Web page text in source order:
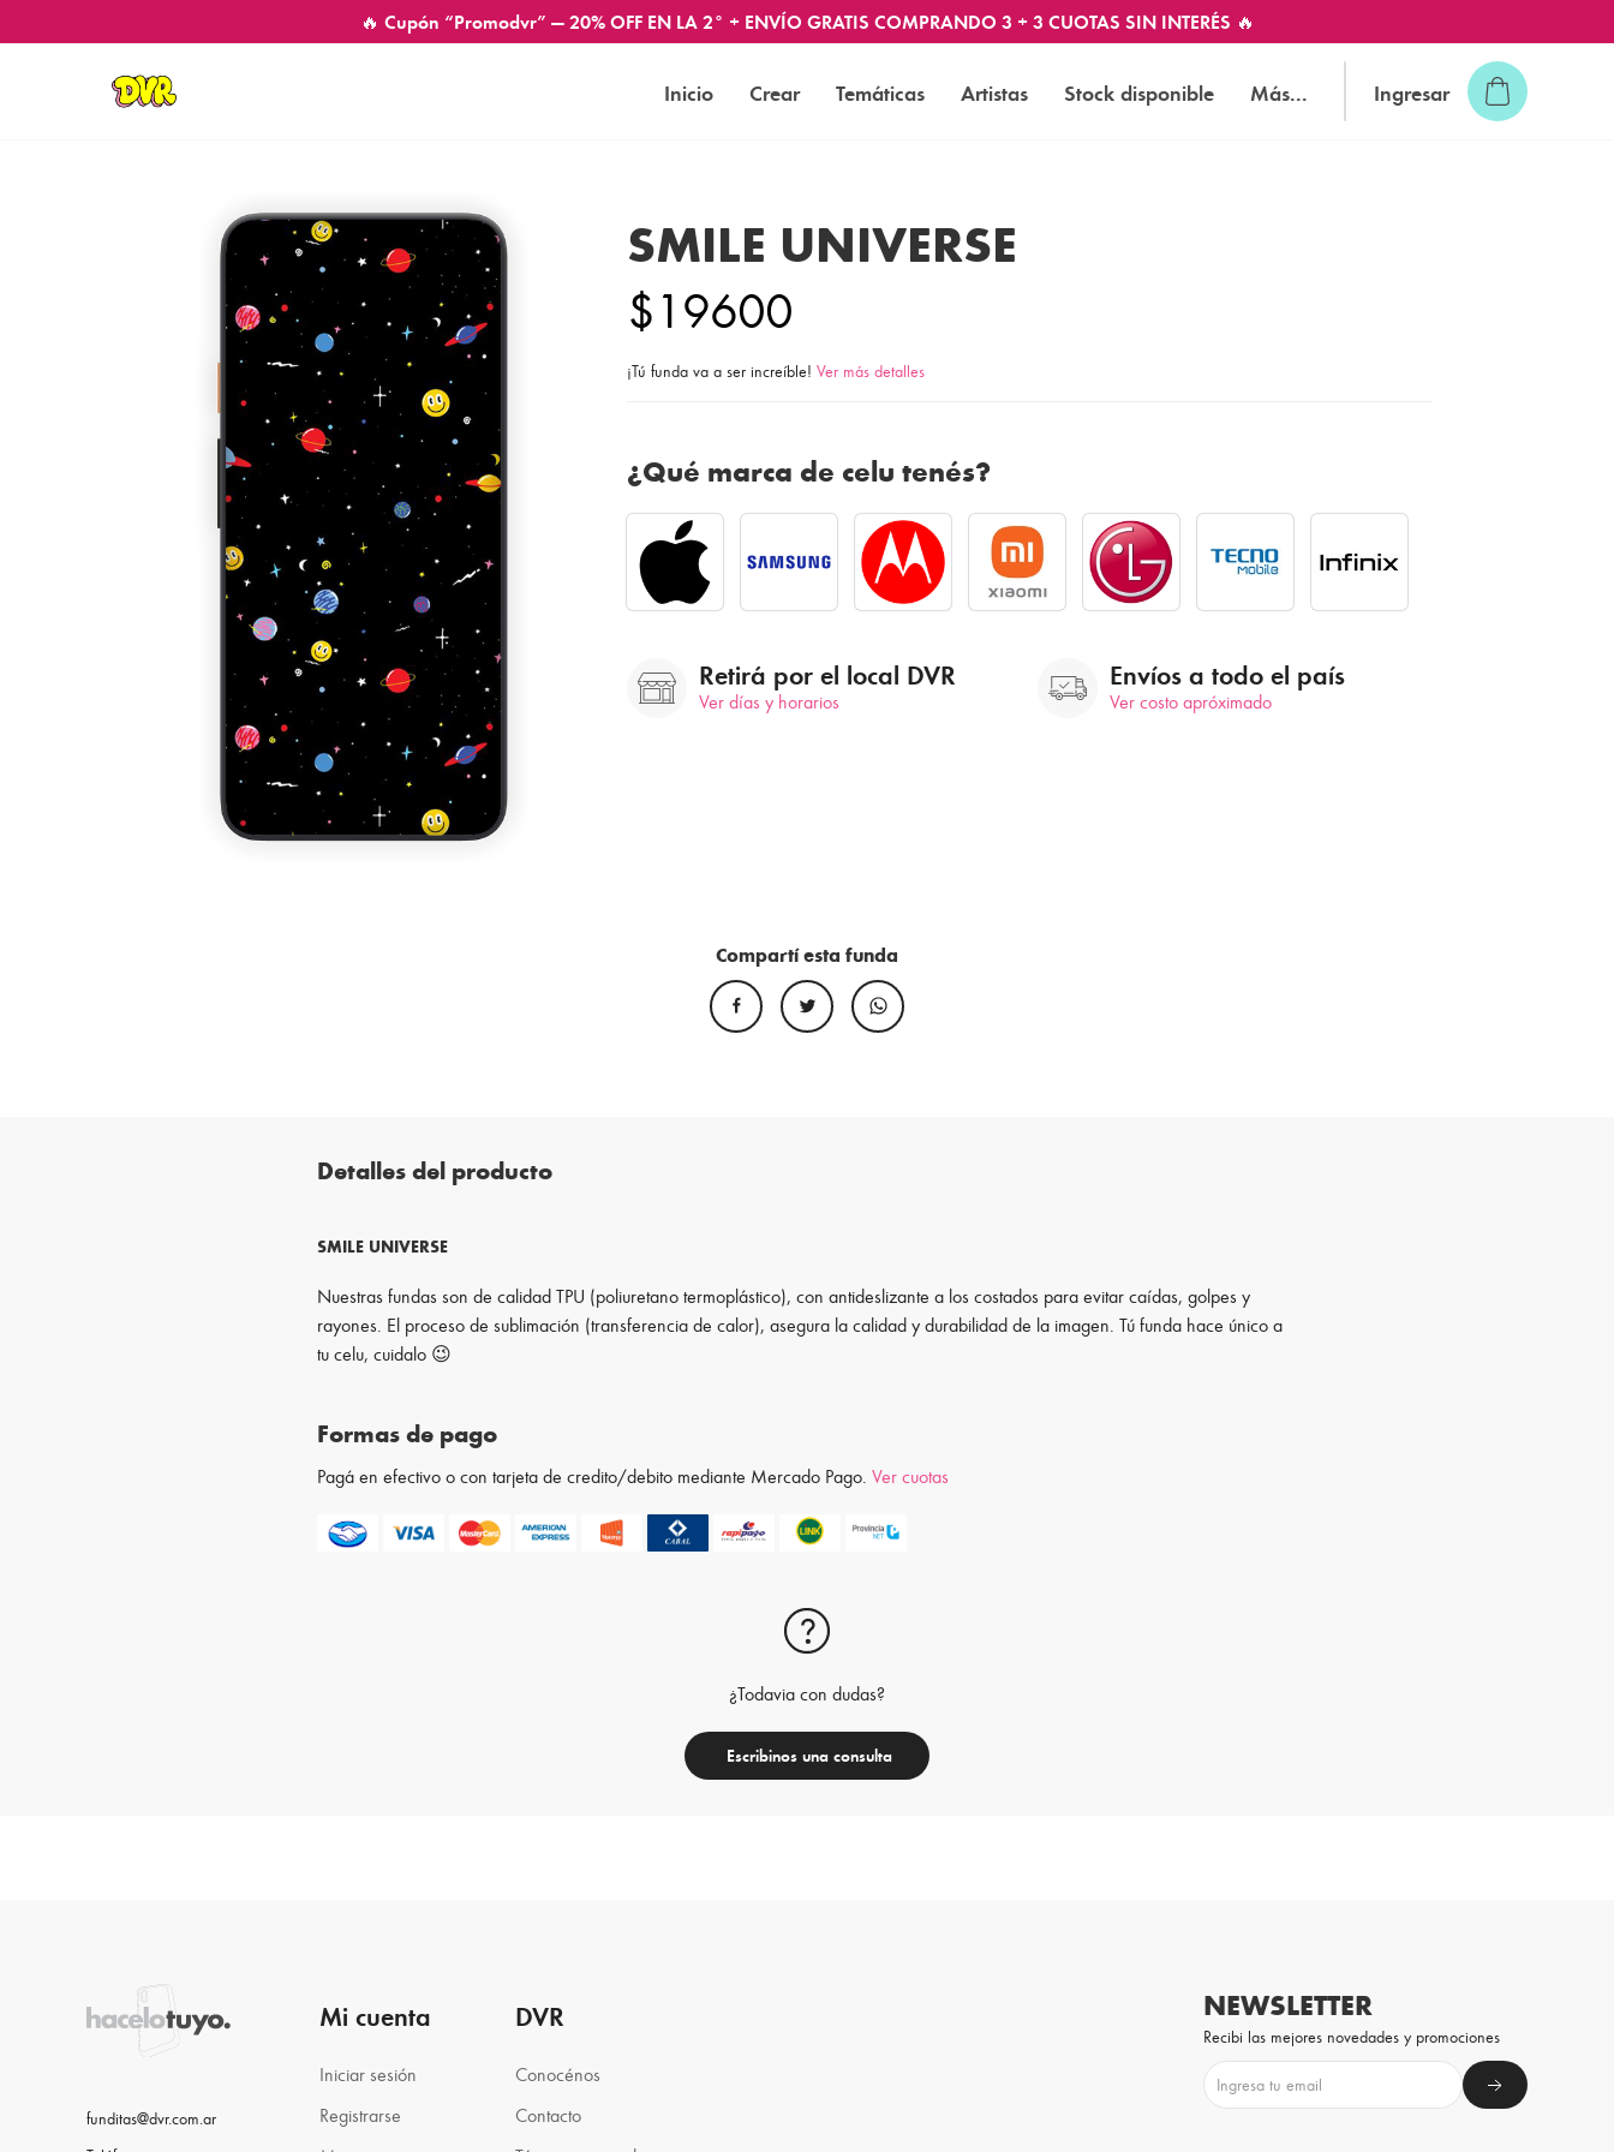
🔥 Cupón “Promodvr” — 20% OFF EN LA 2° + ENVÍO GRATIS COMPRANDO 3 + 3 CUOTAS SIN INTERÉS 🔥
Inicio Crear Temáticas Artistas Stock disponible Más... Ingresar
SMILE UNIVERSE
$19600
¡Tú funda va a ser increíble! Ver más detalles
¿Qué marca de celu tenés?
Retirá por el local DVR
Ver días y horarios
Envíos a todo el país
Ver costo apróximado
Compartí esta funda
Detalles del producto
SMILE UNIVERSE
Nuestras fundas son de calidad TPU (poliuretano termoplástico), con antideslizante a los costados para evitar caídas, golpes y
rayones. El proceso de sublimación (transferencia de calor), asegura la calidad y durabilidad de la imagen. Tú funda hace único a
tu celu, cuidalo 😉
Formas de pago
Pagá en efectivo o con tarjeta de credito/debito mediante Mercado Pago.Ver cuotas
¿Todavia con dudas?
Escribinos una consulta
funditas@dvr.com.ar
Mi cuenta
Iniciar sesión
Registrarse
DVR
Conocénos
Contacto
NEWSLETTER
Recibi las mejores novedades y promociones